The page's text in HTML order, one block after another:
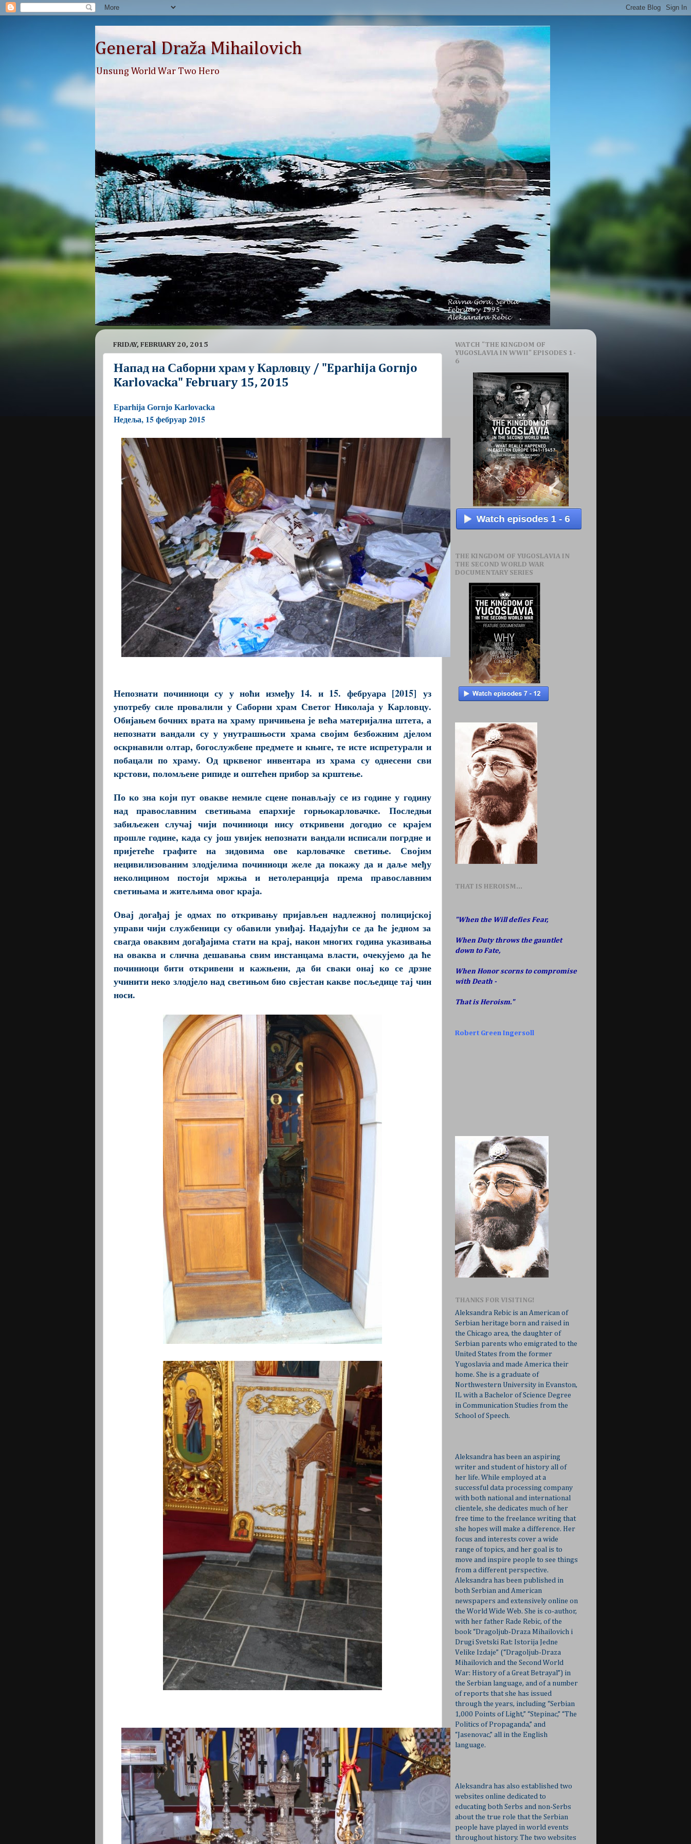
General Draža Mihailovich
Unsung World War Two Hero
FRIDAY, FEBRUARY 20, 2015
Напад на Саборни храм у Карловцу / "Eparhija Gornjo
Karlovacka" February 15, 2015
Eparhija Gornjo Karlovacka
Недеља, 15 фебруар2015
Непознати починиоци су у ноћи између 14. и 15. фебруара [2015] уз
употребу силе провалили у Саборни храм Светог Николаја у Карловцу.
Обијањем бочних врата на храму причињена је већа материјална штета, а
непознати вандали су у унутрашњости храма својим безбожним дјелом
оскрнавили олтар, богослужбене предмете и књиге, те исте испретурали и
побацали по храму. Од црквеног инвентара из храма су однесени сви
крстови, поломљене рипиде и оштећен прибор за крштење.
По ко зна који пут овакве немиле сцене понављају се из године у годину
над православним светињама епархије горњокарловачке. Последњи
забиљежен случај чији починиоци нису откривени догодио се крајем
прошле године, када су још увијек непознати вандали исписали погрдне и
пријетеће графите на зидовима ове карловачке светиње. Својим
нецивилизованим злодјелима починиоци желе да покажу да и даље међу
неколицином постоји мржња и нетолеранција према православним
светињама и житељима овог краја.
Овај догађај је одмах по откривању пријављен надлежној полицијској
управи чији службеници су обавили увиђај. Надајући се да ће једном за
свагда оваквим догађајима стати на крај, након многих година указивања
на оваква и слична дешавања свим инстанцама власти, очекујемо да ће
починиоци бити откривени и кажњени, да би сваки онај ко се дрзне
учинити неко злодјело над светињом био свјестан какве посљедице тај чин
носи.
WATCH "THE KINGDOM OF
YUGOSLAVIA IN WWII" EPISODES 1-
6
THE KINGDOM OF YUGOSLAVIA IN
THE SECOND WORLD WAR
DOCUMENTARY SERIES
THAT IS HEROISM...
"When the Will defies Fear,
When Duty throws the gauntlet
down to Fate,
When Honor scorns to compromise
with Death -
That is Heroism."
Robert Green Ingersoll
THANKS FOR VISITING!
Aleksandra Rebic is an American of
Serbian heritage born and raised in
the Chicago area, the daughter of
Serbian parents who emigrated to the
United States from the former
Yugoslavia and made America their
home. She is a graduate of
Northwestern University in Evanston,
IL with a Bachelor of Science Degree
in Communication Studies from the
School of Speech.
Aleksandra has been an aspiring
writer and student of history all of
her life. While employed at a
successful data processing company
with both national and international
clientele, she dedicates much of her
free time to the freelance writing that
she hopes will make a difference. Her
focus and interests cover a wide
range of topics, and her goal is to
move and inspire people to see things
from a different perspective.
Aleksandra has been published in
both Serbian and American
newspapers and extensively online on
the World Wide Web. She is co-author,
with her father Rade Rebic, of the
book “Dragoljub-Draza Mihailovich i
Drugi Svetski Rat: Istorija Jedne
Velike Izdaje” (“Dragoljub-Draza
Mihailovich and the Second World
War: History of a Great Betrayal”) in
the Serbian language, and of a number
of reports that she has issued
through the years, including “Serbian
1,000 Points of Light,” “Stepinac,” “The
Politics of Propaganda,” and
“Jasenovac,” all in the English
language.
Aleksandra has also established two
websites online dedicated to
educating both Serbs and non-Serbs
about the true role that the Serbian
people have played in world events
throughout history. The two websites